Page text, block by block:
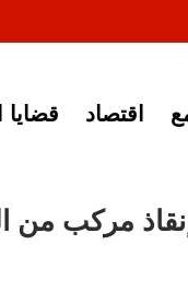
مصرية
اقتصاد قضايا
مركب من